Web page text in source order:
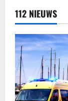
112 NIEUWS